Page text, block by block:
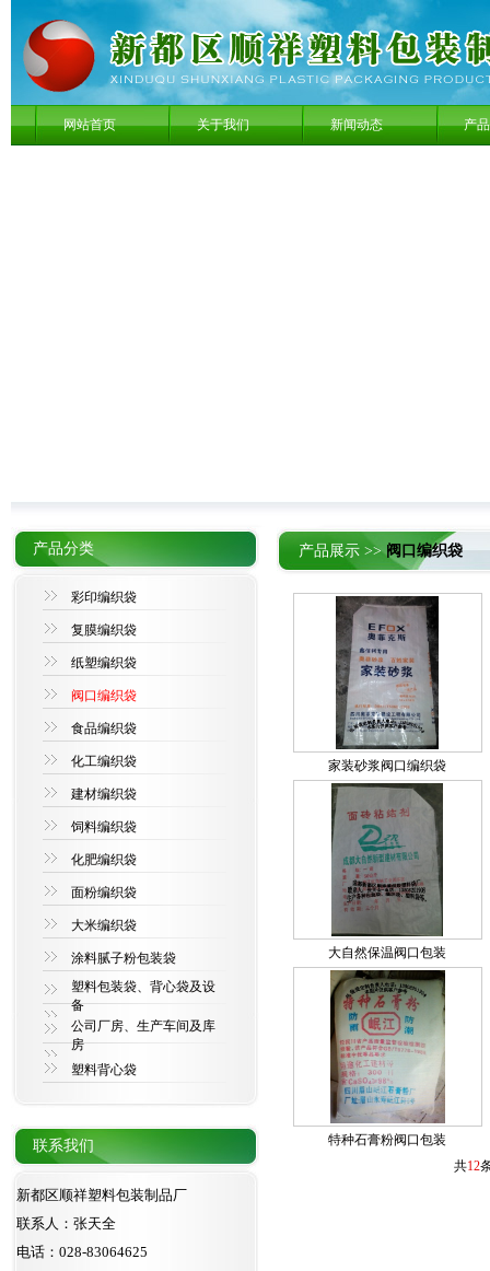
网站首页 关于我们 新闻动态 产
产品分类
彩印编织袋
复膜编织袋
纸塑编织袋
阀口编织袋
食品编织袋
化工编织袋
建材编织袋
饲料编织袋
化肥编织袋
面粉编织袋
大米编织袋
涂料腻子粉包装袋
塑料包装袋、背心袋及设
备
公司厂房、生产车间及库
房
塑料背心袋
联系我们
新都区顺祥塑料包装制品厂
联系人：张天全
电话：028-83064625
产品展示 >>阀口编织袋
家装砂浆阀口编织袋
大自然保温阀口包装
特种石膏粉阀口包装
共12